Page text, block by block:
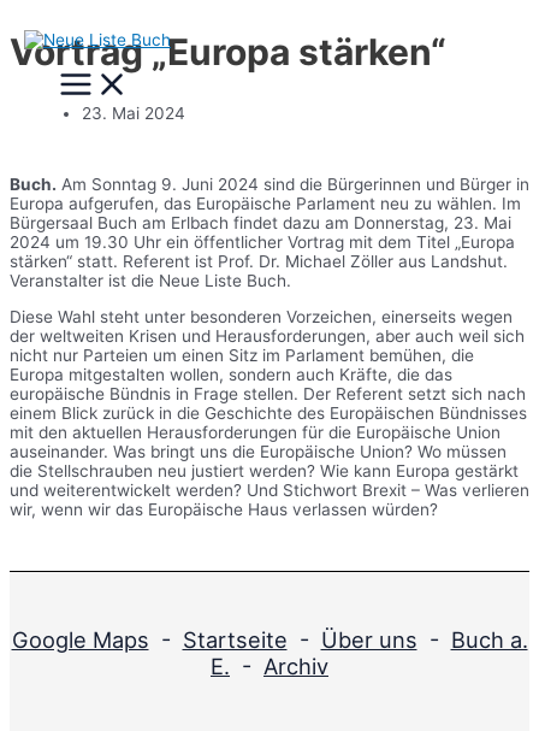
Zum
Inhalt
springenMain
Menu
Vortrag „Europa stärken“
23. Mai 2024
Buch. Am Sonntag 9. Juni 2024 sind die Bürgerinnen und Bürger in
Europa aufgerufen, das Europäische Parlament neu zu wählen. Im
Bürgersaal Buch am Erlbach findet dazu am Donnerstag, 23. Mai
2024 um 19.30 Uhr ein öffentlicher Vortrag mit dem Titel „Europa
stärken“ statt. Referent ist Prof. Dr. Michael Zöller aus Landshut.
Veranstalter ist die Neue Liste Buch.
Diese Wahl steht unter besonderen Vorzeichen, einerseits wegen
der weltweiten Krisen und Herausforderungen, aber auch weil sich
nicht nur Parteien um einen Sitz im Parlament bemühen, die
Europa mitgestalten wollen, sondern auch Kräfte, die das
europäische Bündnis in Frage stellen. Der Referent setzt sich nach
einem Blick zurück in die Geschichte des Europäischen Bündnisses
mit den aktuellen Herausforderungen für die Europäische Union
auseinander. Was bringt uns die Europäische Union? Wo müssen
die Stellschrauben neu justiert werden? Wie kann Europa gestärkt
und weiterentwickelt werden? Und Stichwort Brexit – Was verlieren
wir, wenn wir das Europäische Haus verlassen würden?
Google Maps - Startseite - Über uns - Buch a.
E. - Archiv